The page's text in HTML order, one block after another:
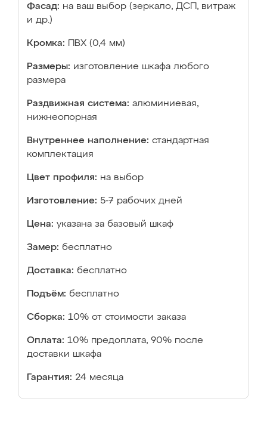
Фасад: на ваш выбор (зеркало, ДСП, витраж
и др.)
Кромка: ПВХ (0,4 мм)
Размеры: изготовление шкафа любого
размера
Раздвижная система: алюминиевая,
нижнеопорная
Внутреннее наполнение: стандартная
комплектация
Цвет профиля: на выбор
Изготовление: 5-7 рабочих дней
Цена: указана за базовый шкаф
Замер: бесплатно
Доставка: бесплатно
Подъём: бесплатно
Сборка: 10% от стоимости заказа
Оплата: 10% предоплата, 90% после
доставки шкафа
Гарантия: 24 месяца